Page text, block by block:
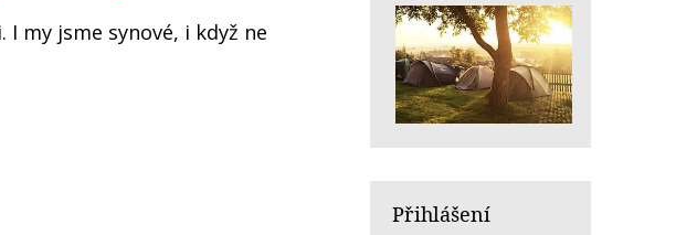
my jsme synové, i když ne
Přihlášení